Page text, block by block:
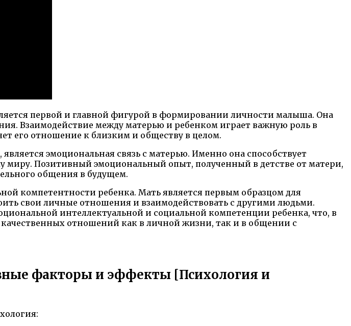
первой и главной фигурой в формировании личности малыша. Она
Взаимодействие между матерью и ребенком играет важную роль в
его отношение к близким и обществу в целом.
эмоциональная связь с матерью. Именно она способствует
Позитивный эмоциональный опыт, полученный в детстве от матери,
общения в будущем.
компетентности ребенка. Мать является первым образцом для
свои личные отношения и взаимодействовать с другими людьми.
интеллектуальной и социальной компетенции ребенка, что, в
отношений как в личной жизни, так и в общении с
факторы и эффекты [Психология и